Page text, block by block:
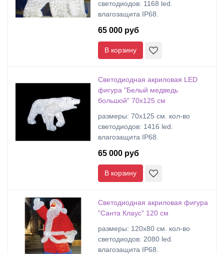
светодиодов: 1168 led.
влагозащита IP68.
65 000 руб
В корзину
Светодиодная акриловая LED
фигура "Белый медведь
большой" 70х125 см
размеры: 70х125 cм. кол-во
светодиодов: 1416 led.
влагозащита IP68.
65 000 руб
В корзину
Светодиодная акриловая фигура
"Санта Клаус" 120 см
размеры: 120х80 cм. кол-во
светодиодов: 2080 led.
влагозащита IP68.